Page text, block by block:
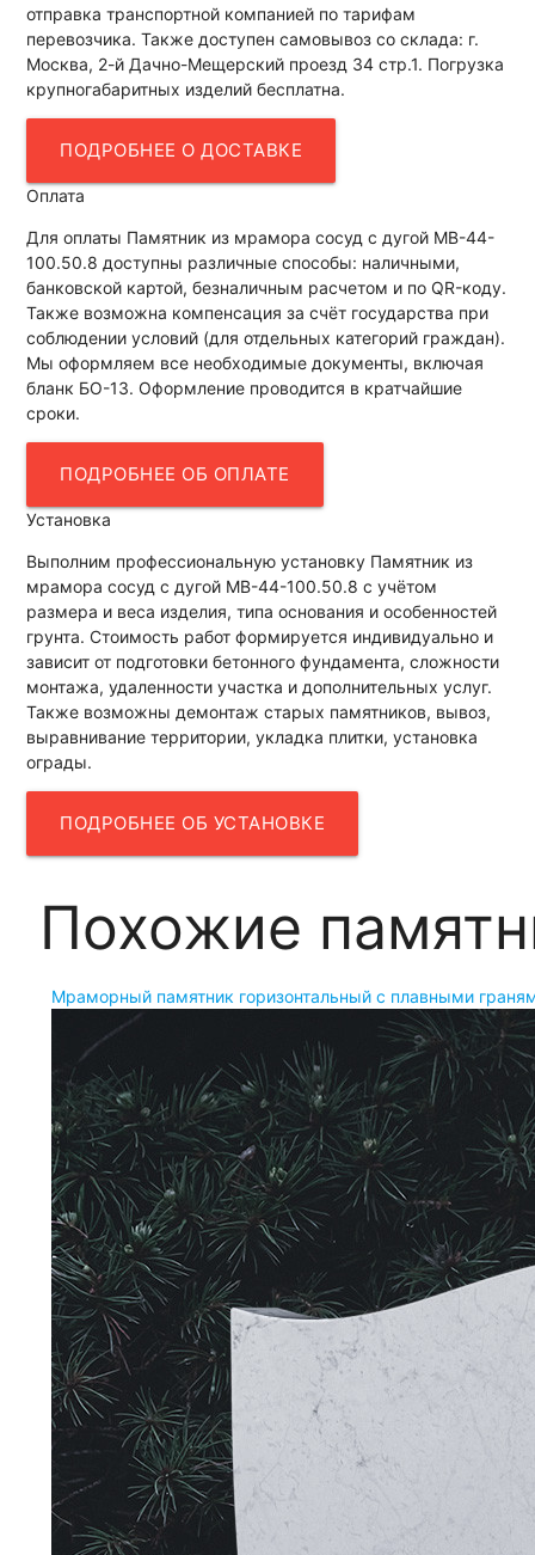
отправка транспортной компанией по тарифам
перевозчика. Также доступен самовывоз со склада: г.
Москва, 2-й Дачно-Мещерский проезд 34 стр.1. Погрузка
крупногабаритных изделий бесплатна.
ПОДРОБНЕЕ О ДОСТАВКЕ
Оплата
Для оплаты Памятник из мрамора сосуд с дугой МВ-44-
100.50.8 доступны различные способы: наличными,
банковской картой, безналичным расчетом и по QR-коду.
Также возможна компенсация за счёт государства при
соблюдении условий (для отдельных категорий граждан).
Мы оформляем все необходимые документы, включая
бланк БО-13. Оформление проводится в кратчайшие
сроки.
ПОДРОБНЕЕ ОБ ОПЛАТЕ
Установка
Выполним профессиональную установку Памятник из
мрамора сосуд с дугой МВ-44-100.50.8 с учётом
размера и веса изделия, типа основания и особенностей
грунта. Стоимость работ формируется индивидуально и
зависит от подготовки бетонного фундамента, сложности
монтажа, удаленности участка и дополнительных услуг.
Также возможны демонтаж старых памятников, вывоз,
выравнивание территории, укладка плитки, установка
ограды.
ПОДРОБНЕЕ ОБ УСТАНОВКЕ
Похожие
Мраморный памятник горизонтальный с плавными